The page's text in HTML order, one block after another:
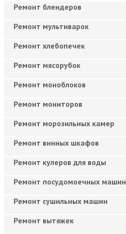
Ремонт блендеров
Ремонт мультиварок
Ремонт хлебопечек
Ремонт мясорубок
Ремонт моноблоков
Ремонт мониторов
Ремонт морозильных камер
Ремонт винных шкафов
Ремонт кулеров для воды
Ремонт посудомоечных машин
Ремонт сушильных машин
Ремонт вытяжек